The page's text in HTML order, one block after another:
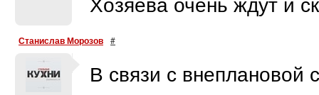
Станислав Морозов #
В связи с внеплановой